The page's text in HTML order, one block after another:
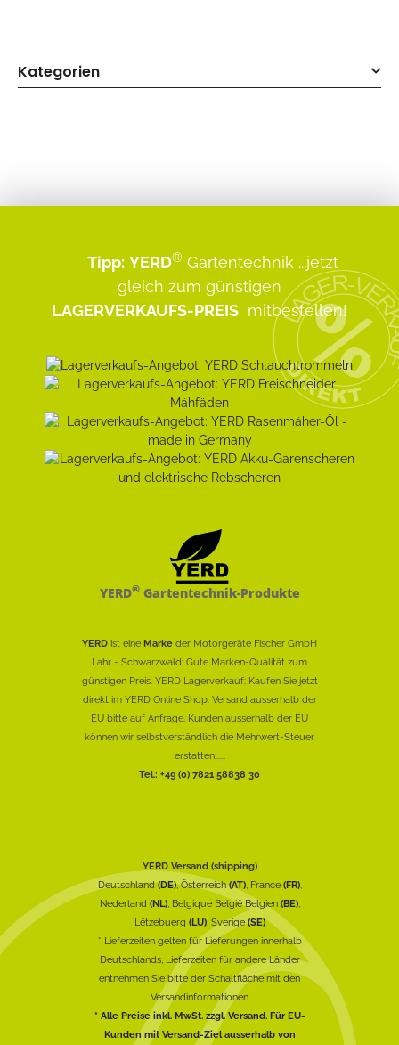
Kategorien
Tipp: YERD® Gartentechnik ...jetzt
gleich zum günstigen
LAGERVERKAUFS-PREIS mitbestellen!
YERD®Gartentechnik-Produkte
YERD ist eine Marke der Motorgeräte Fischer GmbH
Lahr - Schwarzwald: Gute Marken-Qualität zum
günstigen Preis. YERD Lagerverkauf: Kaufen Sie jetzt
direkt im YERD Online Shop. Versand ausserhalb der
EU bitte auf Anfrage. Kunden ausserhalb der EU
können wir selbstverständlich die Mehrwert-Steuer
erstatten......
Tel.: +49 (0) 7821 58838 30
YERD Versand (shipping)
Deutschland(DE), Österreich(AT), France (FR),
Nederland (NL), Belgique België Belgien (BE),
Lëtzebuerg (LU), Sverige(SE)
* Lieferzeiten gelten für Lieferungen innerhalb
Deutschlands, Lieferzeiten für andere Länder
entnehmen Sie bitte der Schaltfläche mit den
Versandinformationen
* Alle Preise inkl. MwSt. zzgl. Versand. Für EU-
Kunden mit Versand-Ziel ausserhalb von